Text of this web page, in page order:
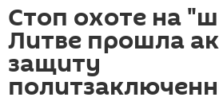
Стоп охоте на
Литве прошла
защиту